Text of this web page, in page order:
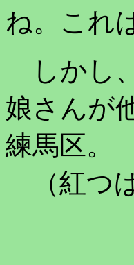
ね。これ
しかし
娘さんが
練馬区。
（紅つ